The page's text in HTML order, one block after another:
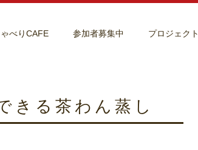
べりCAFE 参加者募集中 プロジェクト
きる茶わん蒸し